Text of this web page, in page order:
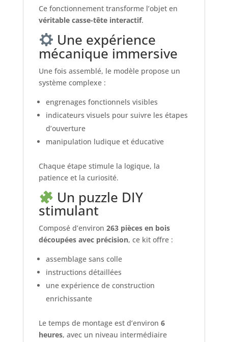
Ce fonctionnement transforme l’objet en
véritable casse-tête interactif.
Une expérience
mécanique immersive
Une fois assemblé, le modèle propose un
système complexe :
engrenages fonctionnels visibles
indicateurs visuels pour suivre les étapes
d’ouverture
manipulation ludique et éducative
Chaque étape stimule la logique, la
patience et la curiosité.
Un puzzle DIY
stimulant
Composé d’environ 263 pièces en bois
découpées avec précision, ce kit offre :
assemblage sans colle
instructions détaillées
une expérience de construction
enrichissante
Le temps de montage est d’environ 6
heures, avec un niveau intermédiaire